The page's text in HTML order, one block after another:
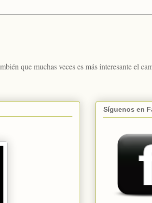
que muchas veces es más interesante el
Síguenos en